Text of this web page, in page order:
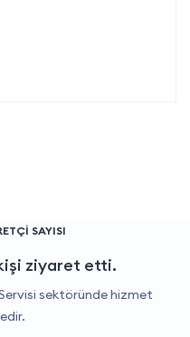
SAYISI
ziyaret etti.
sektöründe hizmet